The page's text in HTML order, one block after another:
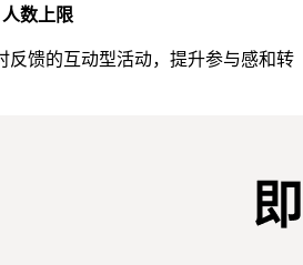
数上限
反馈的互动型活动，提升参与感和转